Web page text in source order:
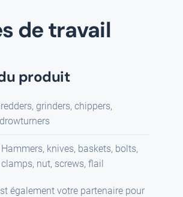
de travail
produit
grinders, chippers,
Hammers, knives, baskets, bolts,
clamps, nut, screws, flail
également votre partenaire pour